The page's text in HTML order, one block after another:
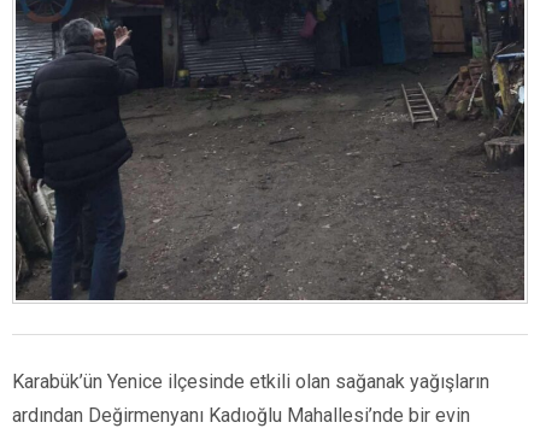
Karabük’ün Yenice ilçesinde etkili olan sağanak yağışların
ardından Değirmenyanı Kadıoğlu Mahallesi’nde bir evin